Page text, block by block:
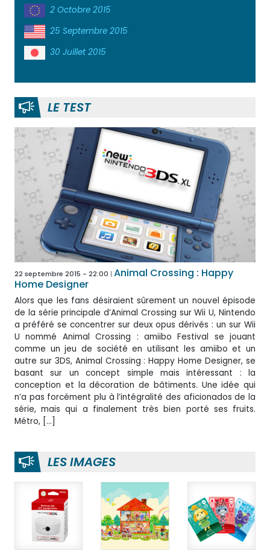
2 Octobre 2015
25 Septembre 2015
30 Juillet 2015
LE TEST
22 septembre 2015 - 22:00
Animal Crossing : Happy
Home Designer
Alors que les fans désiraient sûrement un nouvel épisode
de la série principale d’Animal Crossing sur Wii U, Nintendo
a préféré se concentrer sur deux opus dérivés : un sur Wii
U nommé Animal Crossing : amiibo Festival se jouant
comme un jeu de société en utilisant les amiibo et un
autre sur 3DS, Animal Crossing : Happy Home Designer, se
basant sur un concept simple mais intéressant : la
conception et la décoration de bâtiments. Une idée qui
n’a pas forcément plu à l’intégralité des aficionados de la
série, mais qui a finalement très bien porté ses fruits.
Métro, […]
LES IMAGES